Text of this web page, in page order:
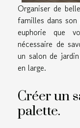
Organiser de
familles dans son
euphorie que
nécessaire de
un salon de
en large.
Créer un
palette.